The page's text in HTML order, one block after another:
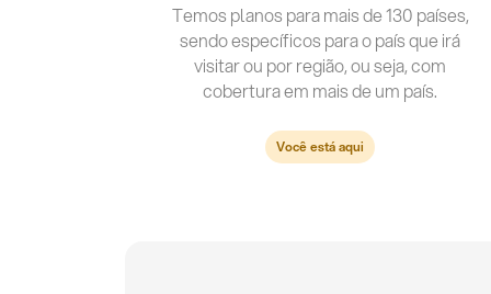
Temos planos para mais de 130 países,
sendo específicos para o país que irá
visitar ou por região, ou seja, com
cobertura em mais de um país.
Você está aqui